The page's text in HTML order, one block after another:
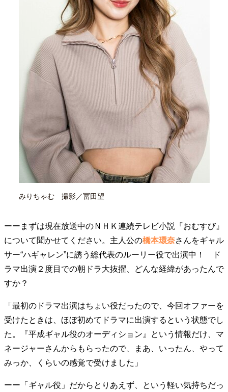
社会・カルチャー・マネー
地域とつながる/お金との付き合い方
みりちゃむ 撮影／冨田望
ーーまずは現在放送中のＮＨＫ連続テレビ小説『おむすび』
について聞かせてください。主人公の橋本環奈さんをギャル
サー“ハギャレン”に誘う総代表のルーリー役で出演中！ ド
ラマ出演２度目での朝ドラ大抜擢、どんな経緯があったんで
すか？
「最初のドラマ出演はちょい役だったので、今回オファーを
受けたときは、ほぼ初めてドラマに出演するという状態でし
た。『平成ギャル役のオーディション』という情報だけ、マ
ネージャーさんからもらったので、まあ、いったん、やって
みっか、くらいの感覚で受けました」
ーー「ギャル役」だからとりあえず、という軽い気持ちだっ